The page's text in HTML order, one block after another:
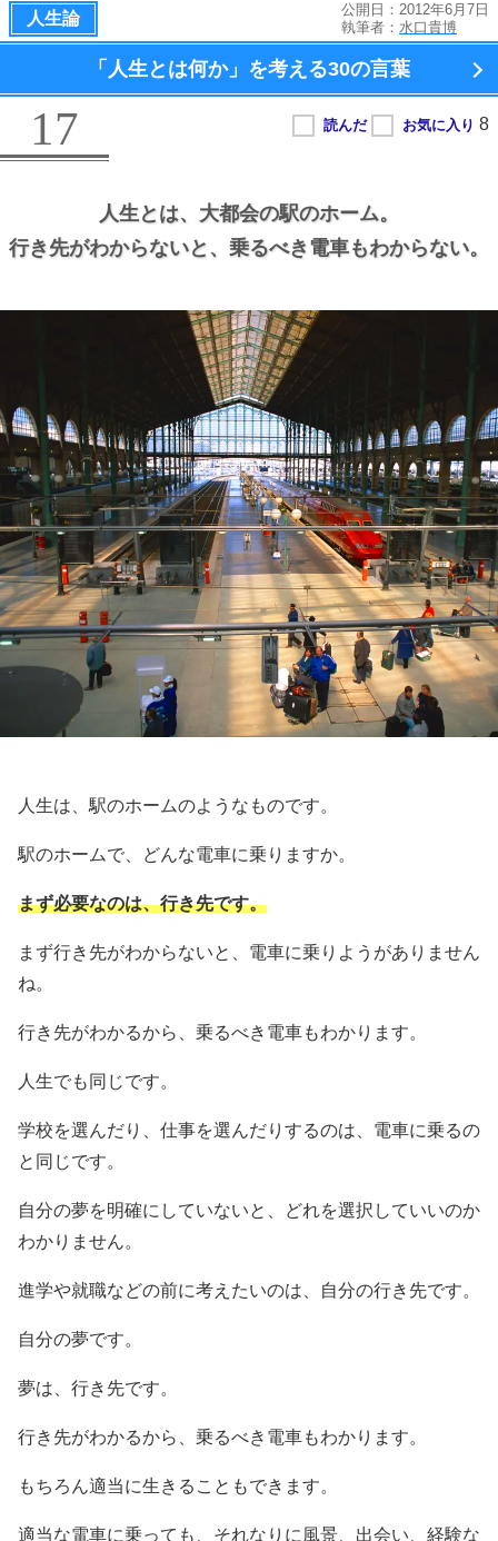
人生論
公開日：2012年6月7日
執筆者： 水口貴博
「人生とは何か」を考える30の言葉
17
人生とは、 大都会の駅のホーム。
行き先がわからないと、 乗るべき電車もわからない。
人生は、駅のホームのようなものです。
駅のホームで、どんな電車に乗りますか。
まず必要なのは、行き先です。
まず行き先がわからないと、電車に乗りようがありません
ね。
行き先がわかるから、乗るべき電車もわかります。
人生でも同じです。
学校を選んだり、仕事を選んだりするのは、電車に乗るの
と同じです。
自分の夢を明確にしていないと、どれを選択していいのか
わかりません。
進学や就職などの前に考えたいのは、自分の行き先です。
自分の夢です。
夢は、行き先です。
行き先がわかるから、乗るべき電車もわかります。
もちろん適当に生きることもできます。
適当な電車に乗っても、それなりに風景、出会い、経験な